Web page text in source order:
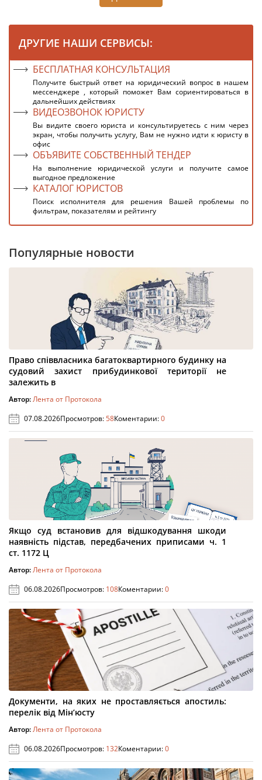
ДРУГИЕ НАШИ СЕРВИСЫ:
БЕСПЛАТНАЯ КОНСУЛЬТАЦИЯ
Получите быстрый ответ на юридический вопрос в нашем
мессенджере , который поможет Вам сориентироваться в
дальнейших действиях
ВИДЕОЗВОНОК ЮРИСТУ
Вы видите своего юриста и консультируетесь с ним через
экран, чтобы получить услугу, Вам не нужно идти к юристу в
офис
ОБЪЯВИТЕ СОБСТВЕННЫЙ ТЕНДЕР
На выполнение юридической услуги и получите самое
выгодное предложение
КАТАЛОГ ЮРИСТОВ
Поиск исполнителя для решения Вашей проблемы по
фильтрам, показателям и рейтингу
Популярные новости
Право співвласника багатоквартирного будинку на
судовий захист прибудинкової території не
залежить в
Автор:Лента от Протокола
07.08.2026Просмотров:58Коментарии:0
Якщо суд встановив для відшкодування шкоди
наявність підстав, передбачених приписами ч. 1
ст. 1172 Ц
Автор:Лента от Протокола
06.08.2026Просмотров: 108Коментарии:0
Документи, на яких не проставляється апостиль:
перелік від Мін’юсту
Автор:Лента от Протокола
06.08.2026Просмотров: 132Коментарии:0